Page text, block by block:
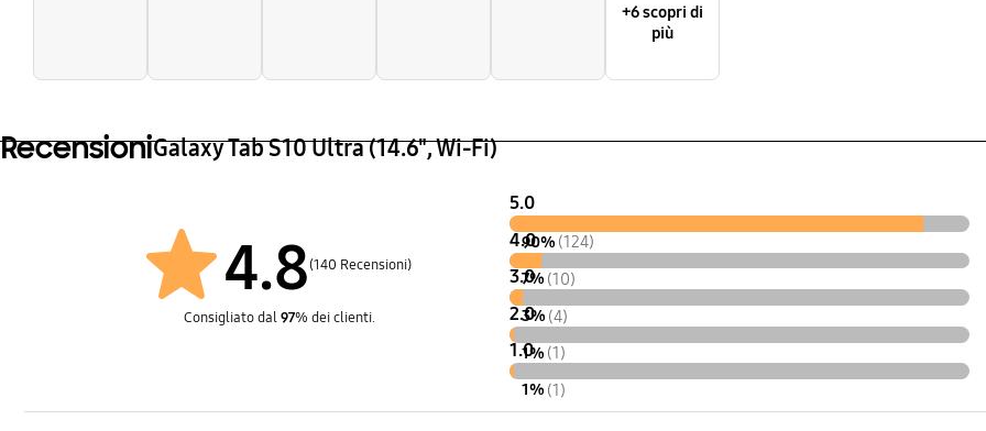
+6 scopri di
più
RecensioniGalaxy Tab S10 Ultra (14.6", Wi-Fi)
4.8(140 Recensioni)
Consigliato dal97% dei clienti.
5.0
90% (124)
4.0
7% (10)
3.0
3% (4)
2.0
1% (1)
1.0
1% (1)